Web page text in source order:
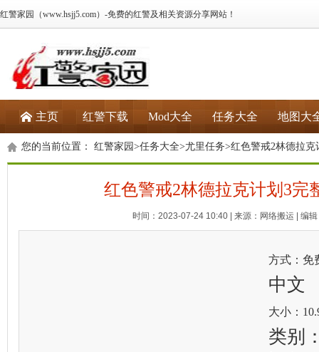
红警家园（www.hsjj5.com）-免费的红警及相关资源分享网站！
主页 红警下载 Mod大全 任务大全 地图大
您的当前位置： 红警家园 >任务大全>尤里任务>红色警戒2林德拉克
红色警戒2林德拉克计划3完
时间：2023-07-24 10:40 | 来源：网络搬运 | 编
方式：免
中文
大小：
类别